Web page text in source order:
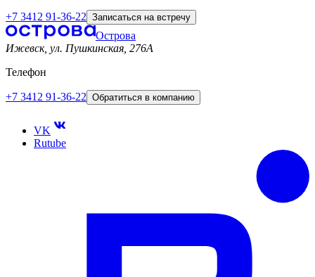
+7 3412 91-36-22 Записаться на встречу
Острова
Ижевск, ул. Пушкинская, 276A
Телефон
+7 3412 91-36-22 Обратиться в компанию
VK
Rutube